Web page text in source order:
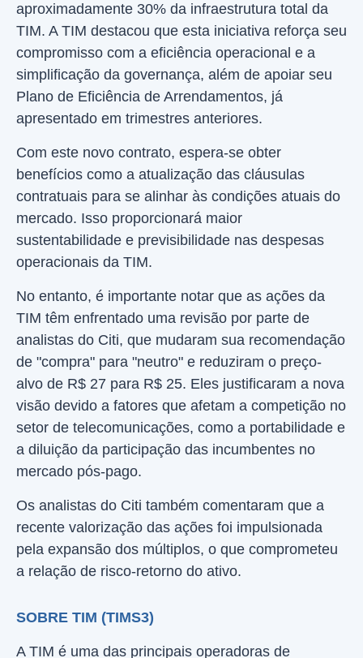
aproximadamente 30% da infraestrutura total da
TIM. A TIM destacou que esta iniciativa reforça seu
compromisso com a eficiência operacional e a
simplificação da governança, além de apoiar seu
Plano de Eficiência de Arrendamentos, já
apresentado em trimestres anteriores.
Com este novo contrato, espera-se obter
benefícios como a atualização das cláusulas
contratuais para se alinhar às condições atuais do
mercado. Isso proporcionará maior
sustentabilidade e previsibilidade nas despesas
operacionais da TIM.
No entanto, é importante notar que as ações da
TIM têm enfrentado uma revisão por parte de
analistas do Citi, que mudaram sua recomendação
de "compra" para "neutro" e reduziram o preço-
alvo de R$ 27 para R$ 25. Eles justificaram a nova
visão devido a fatores que afetam a competição no
setor de telecomunicações, como a portabilidade e
a diluição da participação das incumbentes no
mercado pós-pago.
Os analistas do Citi também comentaram que a
recente valorização das ações foi impulsionada
pela expansão dos múltiplos, o que comprometeu
a relação de risco-retorno do ativo.
SOBRE TIM (TIMS3)
A TIM é uma das principais operadoras de